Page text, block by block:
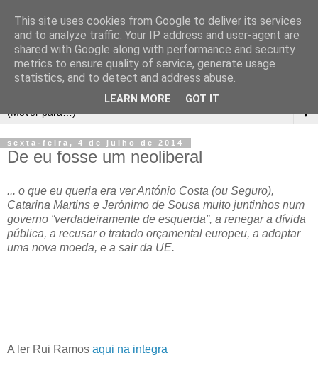
▼
sexta-feira, 4 de julho de 2014
De eu fosse um neoliberal
... o que eu queria era ver António Costa (ou Seguro),
Catarina Martins e Jerónimo de Sousa muito juntinhos num
governo “verdadeiramente de esquerda”, a renegar a dívida
pública, a recusar o tratado orçamental europeu, a adoptar
uma nova moeda, e a sair da UE.
A ler Rui Ramos aqui na integra
This site uses cookies from Google to deliver its services
and to analyze traffic. Your IP address and user-agent are
shared with Google along with performance and security
metrics to ensure quality of service, generate usage
statistics, and to detect and address abuse.
LEARN MORE GOT IT